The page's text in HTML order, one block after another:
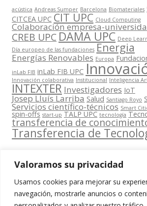
Valoramos su privacidad
Usamos cookies para mejorar su
navegación, mostrarle anuncios o
acústica Andreas Sumper Barcelona Biomateriales
CITCEA UPC CIT UPC Cloud Computing
Colaboración empresa-
CREB UPCDAMA UPC Deep
Día europeo de las fundaciones Energia
Energías Renovables Europa
inLab FIB inLab FIB UPC
Innovación colaborativa Institucional Inteligencia
INTEXTER Investigadores IoT
Josep Lluís Larriba Salud Santiago Royo
Servicios científico-técnicos Smart
spin-offs start-up TALP UPC tecnología
transferencia de
Transferencia de
Contacta
amb